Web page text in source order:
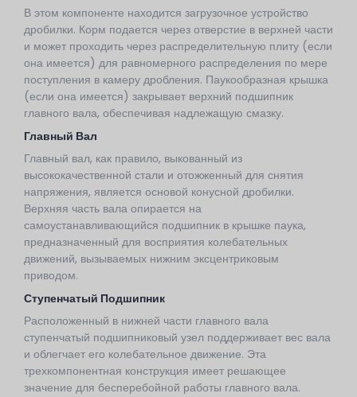
В этом компоненте находится загрузочное устройство
дробилки. Корм подается через отверстие в верхней части
и может проходить через распределительную плиту (если
она имеется) для равномерного распределения по мере
поступления в камеру дробления. Паукообразная крышка
(если она имеется) закрывает верхний подшипник
главного вала, обеспечивая надлежащую смазку.
Главный Вал
Главный вал, как правило, выкованный из
высококачественной стали и отожженный для снятия
напряжения, является основой конусной дробилки.
Верхняя часть вала опирается на
самоустанавливающийся подшипник в крышке паука,
предназначенный для восприятия колебательных
движений, вызываемых нижним эксцентриковым
приводом.
Ступенчатый Подшипник
Расположенный в нижней части главного вала
ступенчатый подшипниковый узел поддерживает вес вала
и облегчает его колебательное движение. Эта
трехкомпонентная конструкция имеет решающее
значение для бесперебойной работы главного вала.